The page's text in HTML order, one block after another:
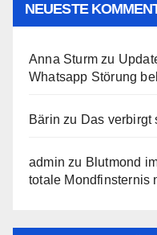
NEUESTE
Anna Sturm zu
Whatsapp Störung
Bärin zu Das verbirgt
admin zu Blutmond
totale Mondfinsternis